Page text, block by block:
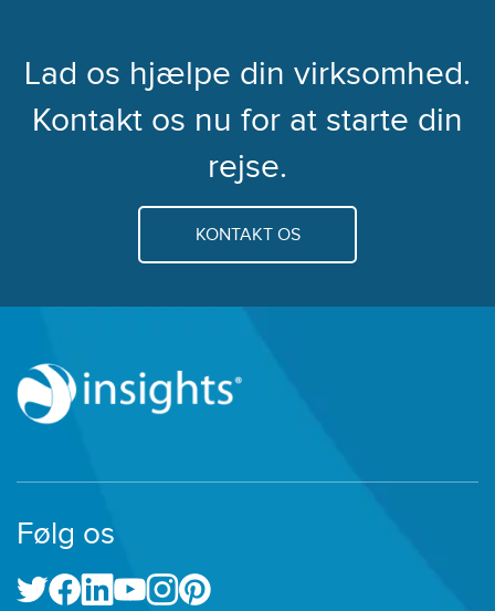
Lad os hjælpe din virksomhed.
Kontakt os nu for at starte din
rejse.
KONTAKT OS
Følg os